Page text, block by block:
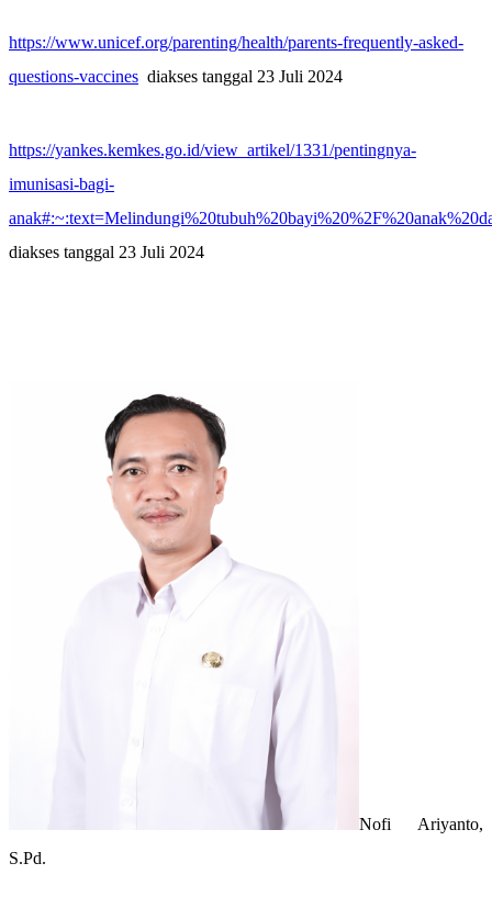
https://www.unicef.org/parenting/health/parents-frequently-asked-
questions-vaccines diakses tanggal 23 Juli 2024
https://yankes.kemkes.go.id/view_artikel/1331/pentingnya-
imunisasi-bagi-
diakses tanggal 23 Juli 2024
Nofi Ariyanto,
S.Pd.